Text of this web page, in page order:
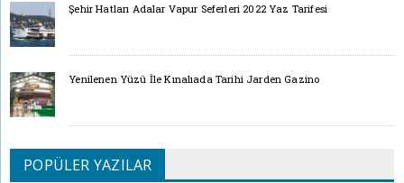
Şehir Hatları Adalar Vapur Seferleri 2022 Yaz Tarifesi
Yenilenen Yüzü İle Kınalıada Tarihi Jarden Gazino
POPÜLER YAZILAR